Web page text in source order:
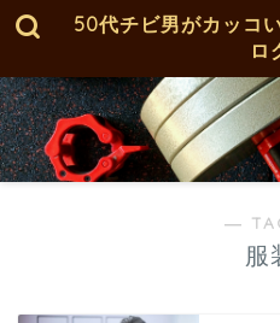
50代チビ男がカッコ
ロ
―
服